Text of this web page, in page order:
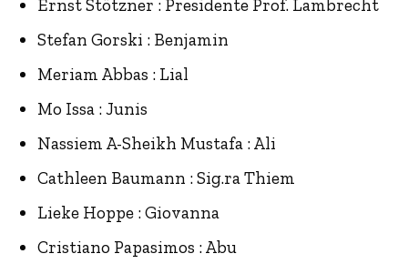
Ernst Stötzner : Presidente Prof. Lambrecht
Stefan Gorski : Benjamin
Meriam Abbas : Lial
Mo Issa : Junis
Nassiem A-Sheikh Mustafa : Ali
Cathleen Baumann : Sig.ra Thiem
Lieke Hoppe : Giovanna
Cristiano Papasimos : Abu